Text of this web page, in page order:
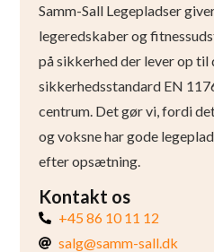
Samm-Sall Legepladser
legeredskaber og
på sikkerhed der lever op
sikkerhedsstandard EN
centrum. Det gør vi, fordi
og voksne har gode
efter opsætning.
Kontakt os
+45 86 10 11 12
salg@samm-sall.dk